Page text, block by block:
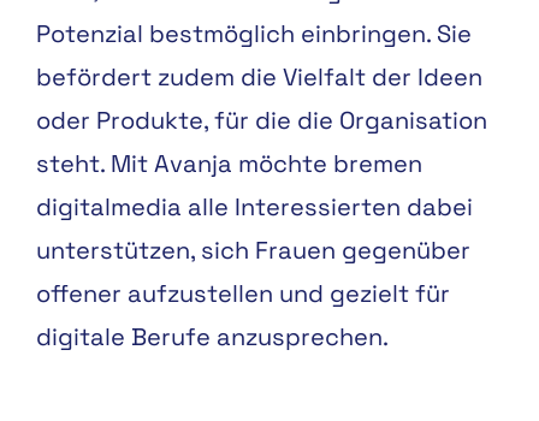
Potenzial bestmöglich einbringen. Sie
befördert zudem die Vielfalt der Ideen
oder Produkte, für die die Organisation
steht. Mit Avanja möchte bremen
digitalmedia alle Interessierten dabei
unterstützen, sich Frauen gegenüber
offener aufzustellen und gezielt für
digitale Berufe anzusprechen.